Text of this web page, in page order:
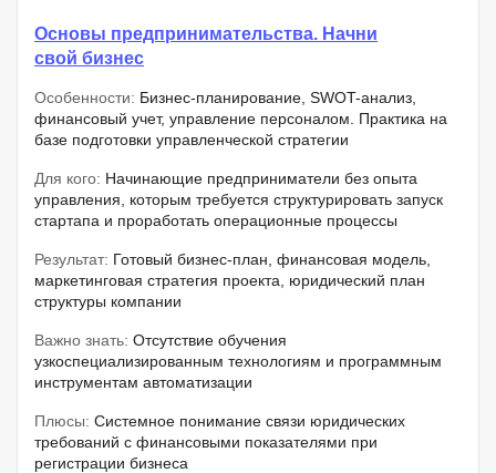
Основы предпринимательства. Начни
свой бизнес
Особенности: Бизнес-планирование, SWOT-анализ,
финансовый учет, управление персоналом. Практика на
базе подготовки управленческой стратегии
Для кого: Начинающие предприниматели без опыта
управления, которым требуется структурировать запуск
стартапа и проработать операционные процессы
Результат: Готовый бизнес-план, финансовая модель,
маркетинговая стратегия проекта, юридический план
структуры компании
Важно знать: Отсутствие обучения
узкоспециализированным технологиям и программным
инструментам автоматизации
Плюсы: Системное понимание связи юридических
требований с финансовыми показателями при
регистрации бизнеса